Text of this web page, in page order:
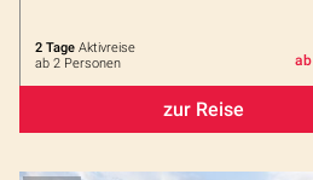
2 Tage Aktivreise
ab 2 Personen
ab
zur Reise